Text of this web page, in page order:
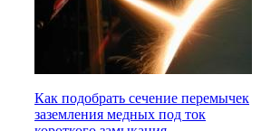
Как подобрать сечение перемычек
заземления медных под ток